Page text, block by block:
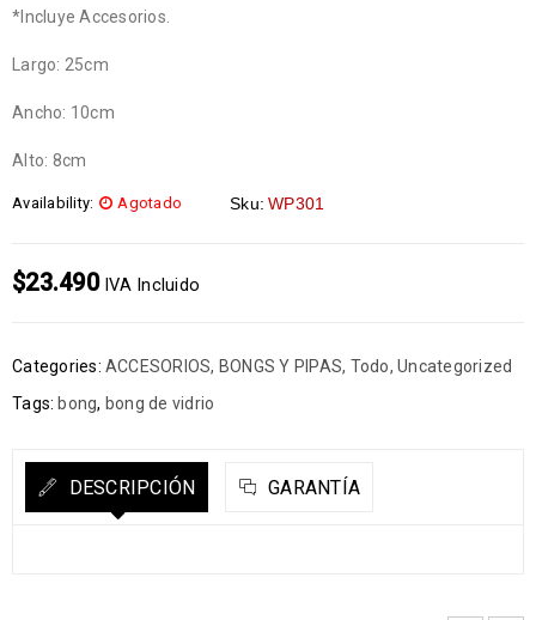
*Incluye Accesorios.
Largo: 25cm
Ancho: 10cm
Alto: 8cm
Availability: Agotado Sku: WP301
$23.490 IVA Incluido
Categories: ACCESORIOS, BONGS Y PIPAS, Todo, Uncategorized
Tags: bong, bong de vidrio
DESCRIPCIÓN GARANTÍA